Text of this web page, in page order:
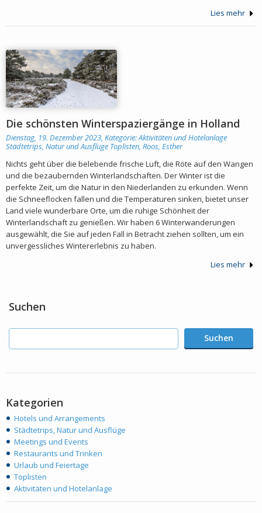
Lies mehr
Die schönsten Winterspaziergänge in Holland
Dienstag, 19. Dezember 2023, Kategorie:Aktivitäten und Hotelanlage
Städtetrips, Natur und Ausflüge Toplisten, Roos, Esther
Nichts geht über die belebende frische Luft, die Röte auf den Wangen
und die bezaubernden Winterlandschaften. Der Winter ist die
perfekte Zeit, um die Natur in den Niederlanden zu erkunden. Wenn
die Schneeflocken fallen und die Temperaturen sinken, bietet unser
Land viele wunderbare Orte, um die ruhige Schönheit der
Winterlandschaft zu genießen. Wir haben 6 Winterwanderungen
ausgewählt, die Sie auf jeden Fall in Betracht ziehen sollten, um ein
unvergessliches Wintererlebnis zu haben.
Lies mehr
Suchen
Suchen
Kategorien
Hotels und Arrangements
Städtetrips, Natur und Ausflüge
Meetings und Events
Restaurants und Trinken
Urlaub und Feiertage
Toplisten
Aktivitäten und Hotelanlage